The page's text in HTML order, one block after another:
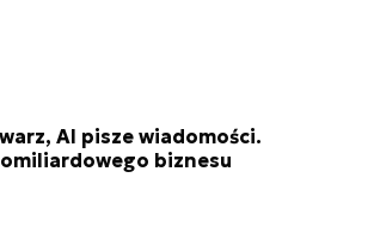
AI pisze wiadomości.
biznesu